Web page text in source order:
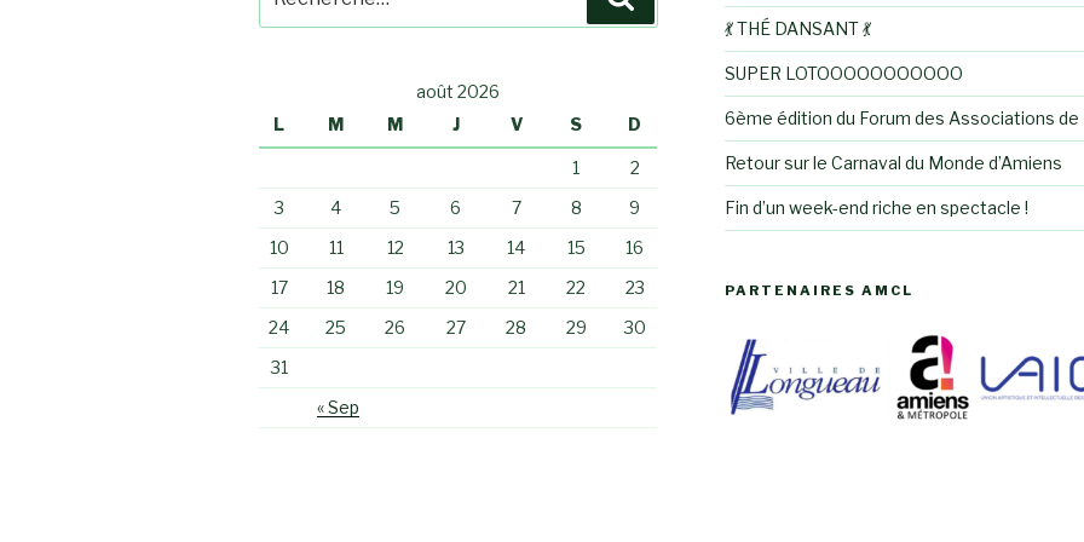
pour
août 2026
L
M M J V S D
« Sep
1
2
3
4 5 6 7 8
9
10
11 12 13 14 15
16
17
18 19 20 21 22
23
24
25 26 27 28 29
30
31
💃 THÉ DANSANT 💃
SUPER LOTOOOOOOOOOOO
6ème édition du Forum des Associations de
Retour sur le Carnaval du Monde d’Amiens
Fin d’un week-end riche en spectacle !
PARTENAIRES AMCL